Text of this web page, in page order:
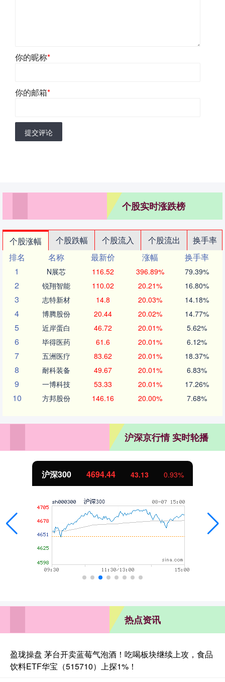
你的昵称*
你的邮箱*
提交评论
个股实时涨跌榜
个股涨幅 个股跌幅 个股流入 个股流出
换手率
排名
名称 最新价 涨幅
换手率
1
N展芯 116.52 396.89% 79.39%
2 锐翔智能 110.02 20.21% 16.80%
3 志特新材 14.8 20.03% 14.18%
4 博腾股份 20.44 20.02% 14.77%
5 近岸蛋白 46.72 20.01% 5.62%
6 毕得医药 61.6 20.01% 6.12%
7 五洲医疗 83.62 20.01% 18.37%
8 耐科装备 49.67 20.01% 6.83%
9 一博科技 53.33 20.01% 17.26%
10 方邦股份 146.16 20.00% 7.68%
沪深京行情 实时轮播
沪深300 4694.44 43.13 0.93%
热点资讯
盈珑操盘 茅台开卖蓝莓气泡酒！吃喝板块继续上攻，食品
饮料ETF华宝（515710）上探1%！